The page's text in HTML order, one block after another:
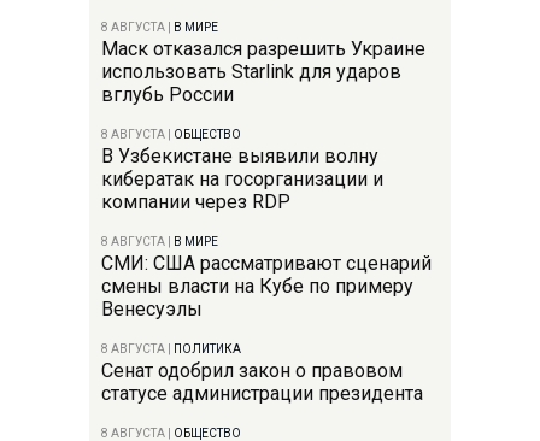
8 АВГУСТА В МИРЕ
Маск отказался разрешить Украине
использовать Starlink для ударов
вглубь России
8 АВГУСТА ОБЩЕСТВО
В Узбекистане выявили волну
кибератак на госорганизации и
компании через RDP
8 АВГУСТА В МИРЕ
СМИ: США рассматривают сценарий
смены власти на Кубе по примеру
Венесуэлы
8 АВГУСТА ПОЛИТИКА
Сенат одобрил закон о правовом
статусе администрации президента
8 АВГУСТА ОБЩЕСТВО